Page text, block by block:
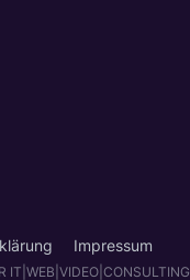
Impressum
IT|WEB|VIDEO|CONSULTING